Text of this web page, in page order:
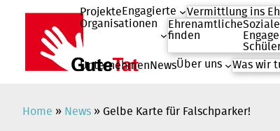
springen
Projekte Engagierte Vermittlung ins
Organisationen
Ehrenamtliche
finden
UnternehmenNewsÜber uns Was wir
Home » News » Gelbe Karte für Falschparker!